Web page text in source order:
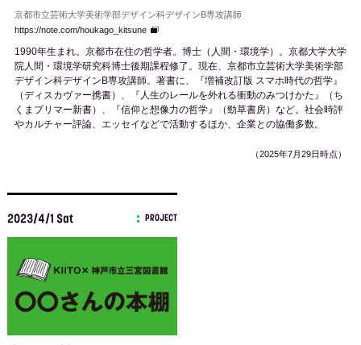
京都市立芸術大学美術学部デザイン科デザインB専攻講師
https://note.com/houkago_kitsune
1990年生まれ。京都市在住の哲学者。博士（人間・環境学）。京都大学大学
院人間・環境学研究科博士後期課程修了。現在、京都市立芸術大学美術学部
デザイン科デザイン B専攻講師。著書に、『増補改訂版 スマホ時代の哲学』
（ディスカヴァー携書）、『人生のレールを外れる衝動のみつけかた』（ち
くまプリマー新書）、『信仰と想像力の哲学』（勁草書房）など。社会時評
やカルチャー評論、エッセイなどで活動するほか、企業との協働多数。
（2025年7月29日時点）
2023/4/1 Sat PROJECT